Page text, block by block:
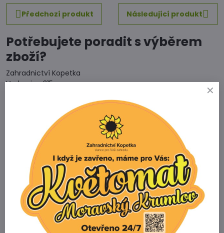
Předchozí produkt
Následující produkt
Potřebujete poradit s výběrem
zboží?
Zahradnictví Kopetka
Vedrovice 315
Telefon
+420 731 103 985
Prodejna
+420 607 042 662
Email
info@zahradnictvikopetka.cz
Zahradnictví Vedrovice